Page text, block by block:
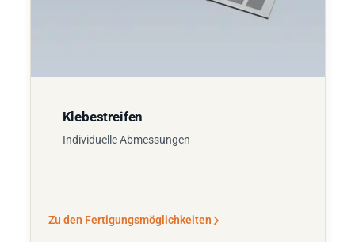
Klebestreifen
Individuelle Abmessungen
Zu den Fertigungsmöglichkeiten